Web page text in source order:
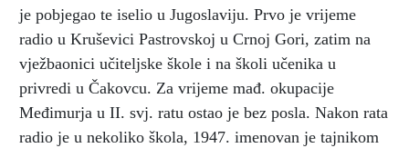
je pobjegao te iselio u Jugoslaviju. Prvo je vrijeme
radio u Kruševici Pastrovskoj u Crnoj Gori, zatim na
vježbaonici učiteljske škole i na školi učenika u
privredi u Čakovcu. Za vrijeme mađ. okupacije
Međimurja u II. svj. ratu ostao je bez posla. Nakon rata
radio je u nekoliko škola, 1947. imenovan je tajnikom